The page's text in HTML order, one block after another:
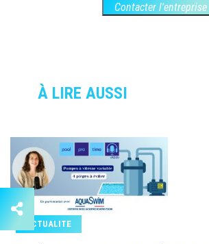
Contacter l'entreprise
À LIRE AUSSI
ACTUALITE